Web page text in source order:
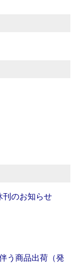
刊のお知らせ
う商品出荷（発